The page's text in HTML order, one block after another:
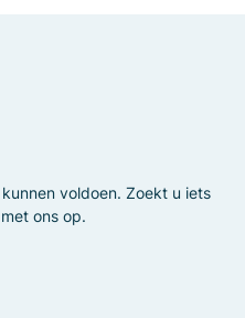
voldoen. Zoekt u iets
ons op.